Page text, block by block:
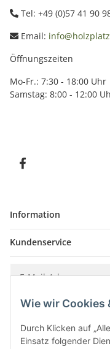
Tel: +49 (0)57 41 90
Email:
Öffnungszeiten
Mo-Fr.: 7:30 - 18:00 Uhr
Samstag: 8:00 - 12:00
Information
Kundenservice
Bitte senden Sie mir
Wie wir Cookies
Durch Klicken auf
Einsatz folgender